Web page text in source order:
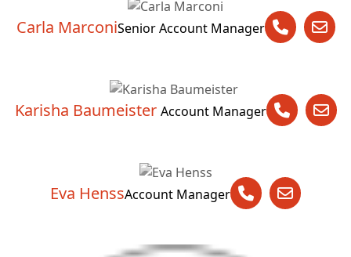
Carla MarconiSenior Account Manager
Karisha Baumeister Account Manager
Eva HenssAccount Manager